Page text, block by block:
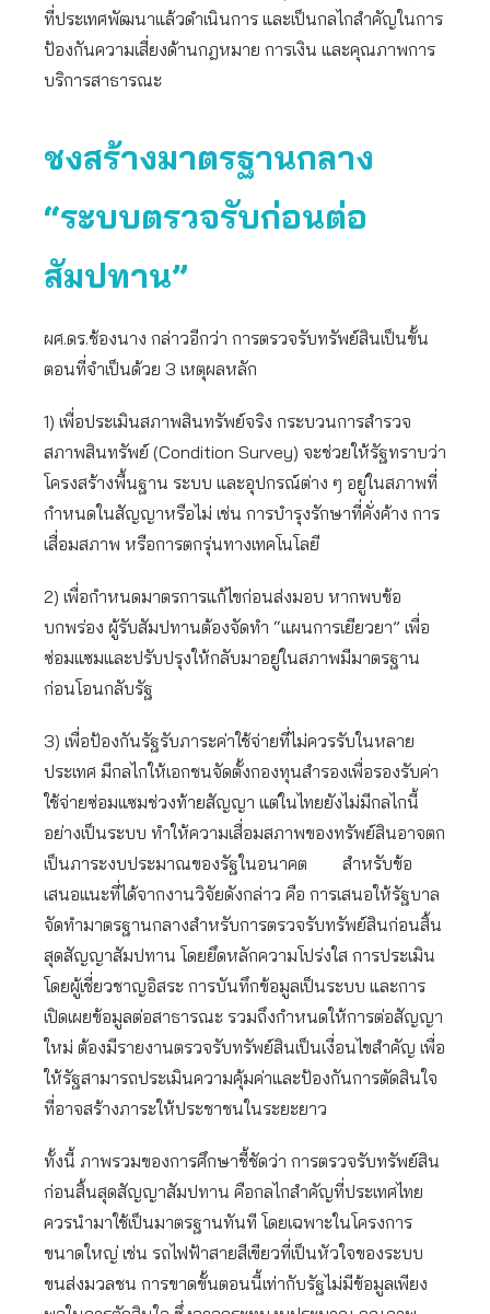
ที่ประเทศพัฒนาแล้วดำเนินการ และเป็นกลไกสำคัญในการ
ป้องกันความเสี่ยงด้านกฎหมาย การเงิน และคุณภาพการ
บริการสาธารณะ
ชงสร้างมาตรฐานกลาง
“ระบบตรวจรับก่อนต่อ
สัมปทาน”
ผศ.ดร.ช้องนาง กล่าวอีกว่า การตรวจรับทรัพย์สินเป็นขั้น
ตอนที่จำเป็นด้วย 3 เหตุผลหลัก
1) เพื่อประเมินสภาพสินทรัพย์จริง กระบวนการสำรวจ
สภาพสินทรัพย์ (Condition Survey) จะช่วยให้รัฐทราบว่า
โครงสร้างพื้นฐาน ระบบ และอุปกรณ์ต่าง ๆ อยู่ในสภาพที่
กำหนดในสัญญาหรือไม่ เช่น การบำรุงรักษาที่คั่งค้าง การ
เสื่อมสภาพ หรือการตกรุ่นทางเทคโนโลยี
2) เพื่อกำหนดมาตรการแก้ไขก่อนส่งมอบ หากพบข้อ
บกพร่อง ผู้รับสัมปทานต้องจัดทำ “แผนการเยียวยา” เพื่อ
ซ่อมแซมและปรับปรุงให้กลับมาอยู่ในสภาพมีมาตรฐาน
ก่อนโอนกลับรัฐ
3) เพื่อป้องกันรัฐรับภาระค่าใช้จ่ายที่ไม่ควรรับในหลาย
ประเทศ มีกลไกให้เอกชนจัดตั้งกองทุนสำรองเพื่อรองรับค่า
ใช้จ่ายซ่อมแซมช่วงท้ายสัญญา แต่ในไทยยังไม่มีกลไกนี้
อย่างเป็นระบบ ทำให้ความเสื่อมสภาพของทรัพย์สินอาจตก
เป็นภาระงบประมาณของรัฐในอนาคต สำหรับข้อ
เสนอแนะที่ได้จากงานวิจัยดังกล่าว คือ การเสนอให้รัฐบาล
จัดทำมาตรฐานกลางสำหรับการตรวจรับทรัพย์สินก่อนสิ้น
สุดสัญญาสัมปทาน โดยยึดหลักความโปร่งใส การประเมิน
โดยผู้เชี่ยวชาญอิสระ การบันทึกข้อมูลเป็นระบบ และการ
เปิดเผยข้อมูลต่อสาธารณะ รวมถึงกำหนดให้การต่อสัญญา
ใหม่ ต้องมีรายงานตรวจรับทรัพย์สินเป็นเงื่อนไขสำคัญ เพื่อ
ให้รัฐสามารถประเมินความคุ้มค่าและป้องกันการตัดสินใจ
ที่อาจสร้างภาระให้ประชาชนในระยะยาว
ทั้งนี้ ภาพรวมของการศึกษาชี้ชัดว่า การตรวจรับทรัพย์สิน
ก่อนสิ้นสุดสัญญาสัมปทาน คือกลไกสำคัญที่ประเทศไทย
ควรนำมาใช้เป็นมาตรฐานทันที โดยเฉพาะในโครงการ
ขนาดใหญ่ เช่น รถไฟฟ้าสายสีเขียวที่เป็นหัวใจของระบบ
ขนส่งมวลชน การขาดขั้นตอนนี้เท่ากับรัฐไม่มีข้อมูลเพียง